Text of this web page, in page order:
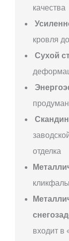
качества
кровля
Сухой
отделка
входит в